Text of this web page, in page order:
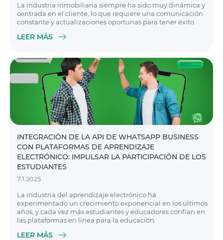
La industria inmobiliaria siempre ha sido muy dinámica y
centrada en el cliente, lo que requiere una comunicación
constante y actualizaciones oportunas para tener éxito.
LEER MÁS
INTEGRACIÓN DE LA API DE WHATSAPP BUSINESS
CON PLATAFORMAS DE APRENDIZAJE
ELECTRÓNICO: IMPULSAR LA PARTICIPACIÓN DE LOS
ESTUDIANTES
7.1.2025
La industria del aprendizaje electrónico ha
experimentado un crecimiento exponencial en los últimos
años, y cada vez más estudiantes y educadores confían en
las plataformas en línea para la educación.
LEER MÁS